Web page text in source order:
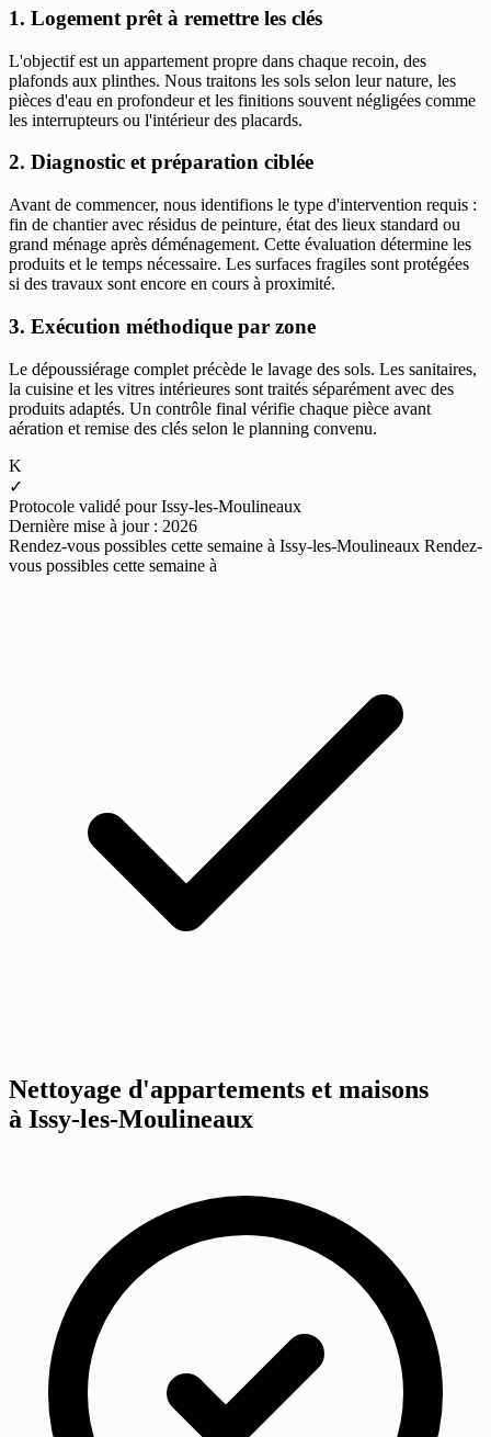
1. Logement prêt à remettre les clés
L'objectif est un appartement propre dans chaque recoin, des
plafonds aux plinthes. Nous traitons les sols selon leur nature, les
pièces d'eau en profondeur et les finitions souvent négligées comme
les interrupteurs ou l'intérieur des placards.
2. Diagnostic et préparation ciblée
Avant de commencer, nous identifions le type d'intervention requis :
fin de chantier avec résidus de peinture, état des lieux standard ou
grand ménage après déménagement. Cette évaluation détermine les
produits et le temps nécessaire. Les surfaces fragiles sont protégées
si des travaux sont encore en cours à proximité.
3. Exécution méthodique par zone
Le dépoussiérage complet précède le lavage des sols. Les sanitaires,
la cuisine et les vitres intérieures sont traités séparément avec des
produits adaptés. Un contrôle final vérifie chaque pièce avant
aération et remise des clés selon le planning convenu.
K
✓
Protocole validé pour Issy-les-Moulineaux
Dernière mise à jour : 2026
Rendez-vous possibles cette semaine à Issy-les-Moulineaux Rendez-
vous possibles cette semaine à
Nettoyage d'appartements et maisons
à Issy-les-Moulineaux